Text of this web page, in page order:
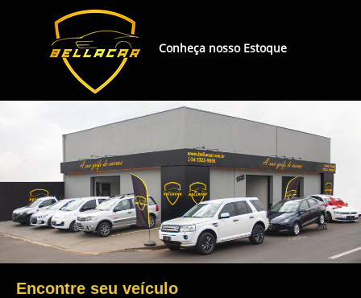
Conheça nosso Estoque
Encontre seu veículo